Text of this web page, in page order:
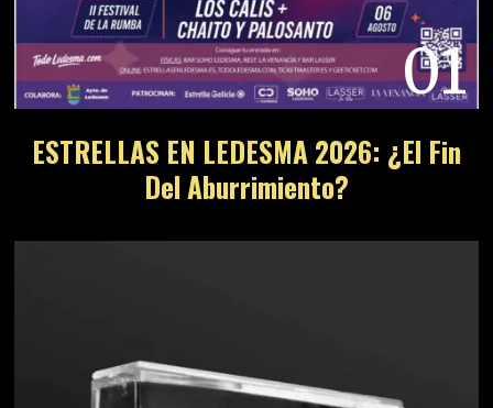
01
ESTRELLAS EN LEDESMA 2026: ¿El Fin
Del Aburrimiento?